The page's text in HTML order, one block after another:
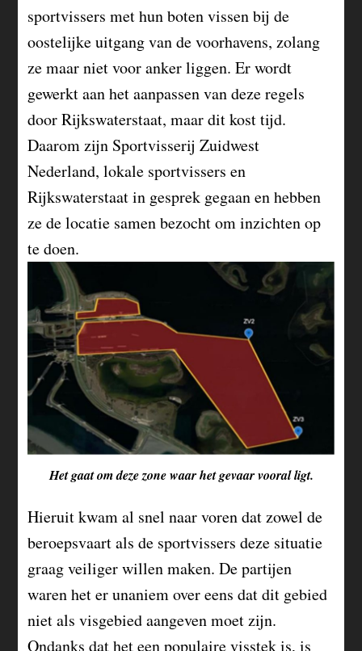
sportvissers met hun boten vissen bij de
oostelijke uitgang van de voorhavens, zolang
ze maar niet voor anker liggen. Er wordt
gewerkt aan het aanpassen van deze regels
door Rijkswaterstaat, maar dit kost tijd.
Daarom zijn Sportvisserij Zuidwest
Nederland, lokale sportvissers en
Rijkswaterstaat in gesprek gegaan en hebben
ze de locatie samen bezocht om inzichten op
te doen.
Het gaat om deze zone waar het gevaar vooral ligt.
Hieruit kwam al snel naar voren dat zowel de
beroepsvaart als de sportvissers deze situatie
graag veiliger willen maken. De partijen
waren het er unaniem over eens dat dit gebied
niet als visgebied aangeven moet zijn.
Ondanks dat het een populaire visstek is, is